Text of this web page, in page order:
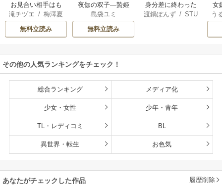
お見合い相手はも
じゃもじゃニート
滝チヅエ /梅澤夏
子（エブリスタ）
無料立読み
夜伽の双子―贄姫
は二人の王子に愛
される―【マイク
ロ】
島袋ユミ
無料立読み
身分差に終わった
恋を、今さらです
渡鍋ぽんず /STU
女
一
う
その他の人気ランキングをチェック！
総合ランキング メディア化
少女・女性 少年・青年
TL・レディコミ BL
異世界・転生 お色気
あなたがチェックした作品 履歴削除